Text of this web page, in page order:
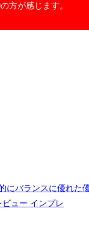
方が感じます。
にバランスに優れた
ュー インプレ